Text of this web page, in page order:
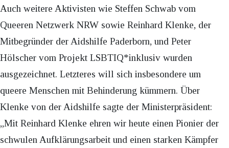
Auch weitere Aktivisten wie Steffen Schwab vom
Queeren Netzwerk NRW sowie Reinhard Klenke, der
Mitbegründer der Aidshilfe Paderborn, und Peter
Hölscher vom Projekt LSBTIQ*inklusiv wurden
ausgezeichnet. Letzteres will sich insbesondere um
queere Menschen mit Behinderung kümmern. Über
Klenke von der Aidshilfe sagte der Ministerpräsident:
„Mit Reinhard Klenke ehren wir heute einen Pionier der
schwulen Aufklärungsarbeit und einen starken Kämpfer